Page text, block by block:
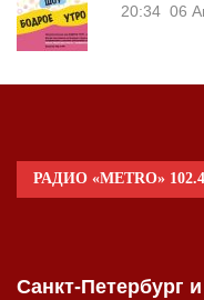
20:34 06
РАДИО «METRO»
Санкт-Петербург